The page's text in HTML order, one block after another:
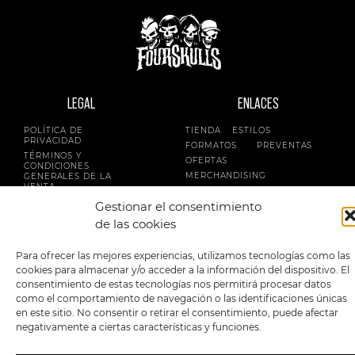
Gestionar el consentimiento
de las cookies
Para ofrecer las mejores experiencias, utilizamos tecnologías como las
cookies para almacenar y/o acceder a la información del dispositivo. El
consentimiento de estas tecnologías nos permitirá procesar datos
como el comportamiento de navegación o las identificaciones únicas
en este sitio. No consentir o retirar el consentimiento, puede afectar
negativamente a ciertas características y funciones.
LEGAL
POLÍTICA DE
PRIVACIDAD
TÉRMINOS Y
CONDICIONES
GENERALES DE LA
VENTA
POLÍTICA DE COOKIES
ENLACES
TIENDA
ESTILOS
FORMATOS
PREVENTAS
OFERTAS
MERCHANDISING
2023 FourSkulls. Reservados todos los derechos.